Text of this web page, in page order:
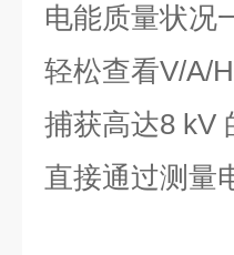
电能质量状况
轻松查看V/A/
捕获高达8 kV
直接通过测量